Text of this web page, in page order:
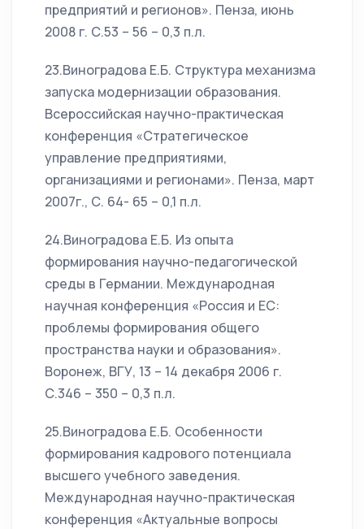
предприятий и регионов». Пенза, июнь
2008 г. С.53 – 56 – 0,3 п.л.
23.Виноградова Е.Б. Структура механизма
запуска модернизации образования.
Всероссийская научно-практическая
конференция «Стратегическое
управление предприятиями,
организациями и регионами». Пенза, март
2007г., С. 64- 65 – 0,1 п.л.
24.Виноградова Е.Б. Из опыта
формирования научно-педагогической
среды в Германии. Международная
научная конференция «Россия и ЕС:
проблемы формирования общего
пространства науки и образования».
Воронеж, ВГУ, 13 – 14 декабря 2006 г.
С.346 – 350 – 0,3 п.л.
25.Виноградова Е.Б. Особенности
формирования кадрового потенциала
высшего учебного заведения.
Международная научно-практическая
конференция «Актуальные вопросы